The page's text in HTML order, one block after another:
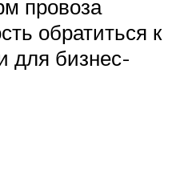
провоза
обратиться к
для бизнес-